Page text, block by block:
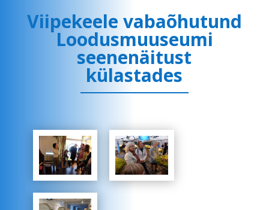
Viipekeele vabaõhutund
Loodusmuuseumi
seenenäitust
külastades